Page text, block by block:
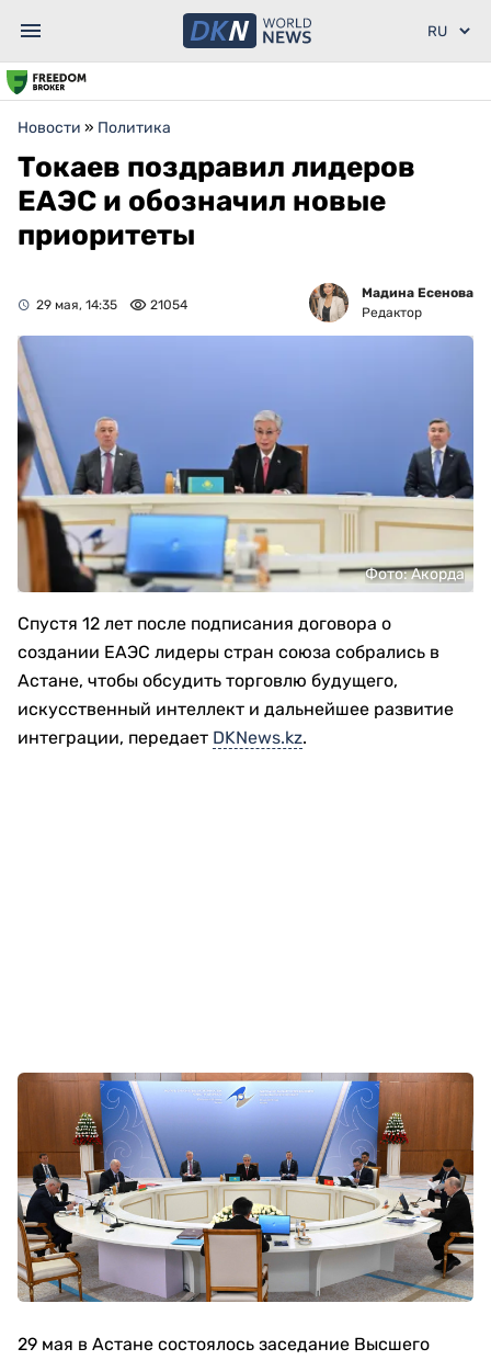
Новости » Политика
Токаев поздравил лидеров
ЕАЭС и обозначил новые
приоритеты
29 мая, 14:35 21054
Мадина Есенова
Редактор
Фото: Акорда
Спустя 12 лет после подписания договора о
создании ЕАЭС лидеры стран союза собрались в
Астане, чтобы обсудить торговлю будущего,
искусственный интеллект и дальнейшее развитие
интеграции, передает DKNews.kz.
29 мая в Астане состоялось заседание Высшего